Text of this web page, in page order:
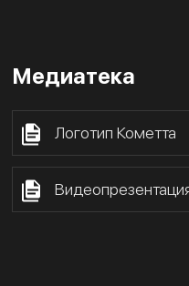
Медиатека
Логотип Кометта